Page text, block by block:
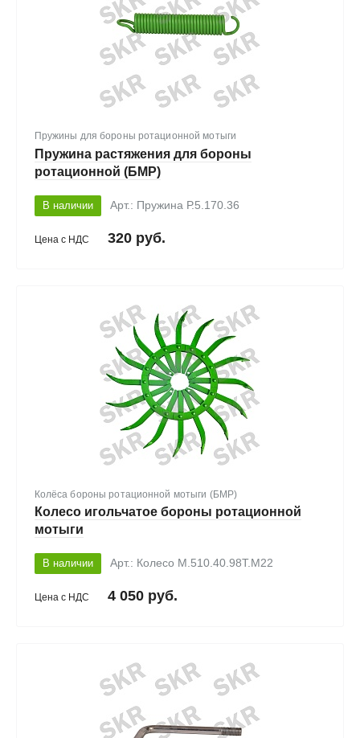
Пружины для бороны ротационной мотыги
Пружина растяжения для бороны
ротационной (БМР)
В наличии Арт.: Пружина Р.5.170.36
Цена с НДС 320 руб.
Колёса бороны ротационной мотыги (БМР)
Колесо игольчатое бороны ротационной
мотыги
В наличии Арт.: Колесо М.510.40.98Т.М22
Цена с НДС 4 050 руб.